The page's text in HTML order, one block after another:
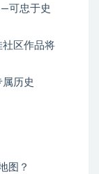
可忠于史
社区作品将
历史
图？